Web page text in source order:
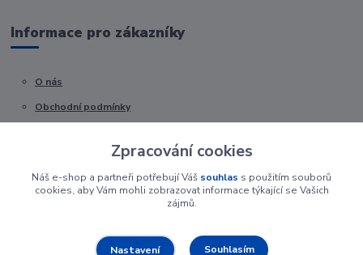
Informace pro zákazníky
O nás
Obchodní podmínky
Zpracování cookies
Náš e-shop a partneři potřebují Váš souhlas s použitím souborů
cookies, aby Vám mohli zobrazovat informace týkající se Vašich
zájmů.
Nastavení Souhlasím